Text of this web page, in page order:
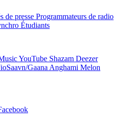
de presse Programmateurs de radio
Étudiants
YouTube Shazam Deezer
Gaana Anghami Melon